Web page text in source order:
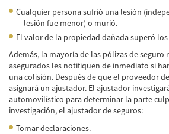
Cualquier persona sufrió una lesión
lesión fue menor) o murió.
El valor de la propiedad dañada superó
Además, la mayoría de las pólizas de seguro
asegurados les notifiquen de inmediato si
una colisión. Después de que el proveedor
asignará un ajustador. El ajustador
automovilístico para determinar la parte
investigación, el ajustador de seguros:
Tomar declaraciones.